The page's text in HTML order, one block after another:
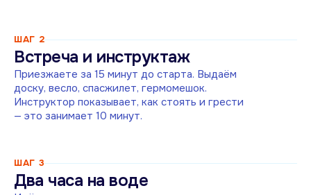
ШАГ 2
Встреча и инструктаж
Приезжаете за 15 минут до старта. Выдаём
доску, весло, спасжилет, гермомешок.
Инструктор показывает, как стоять и грести
— это занимает 10 минут.
ШАГ 3
Два часа на воде